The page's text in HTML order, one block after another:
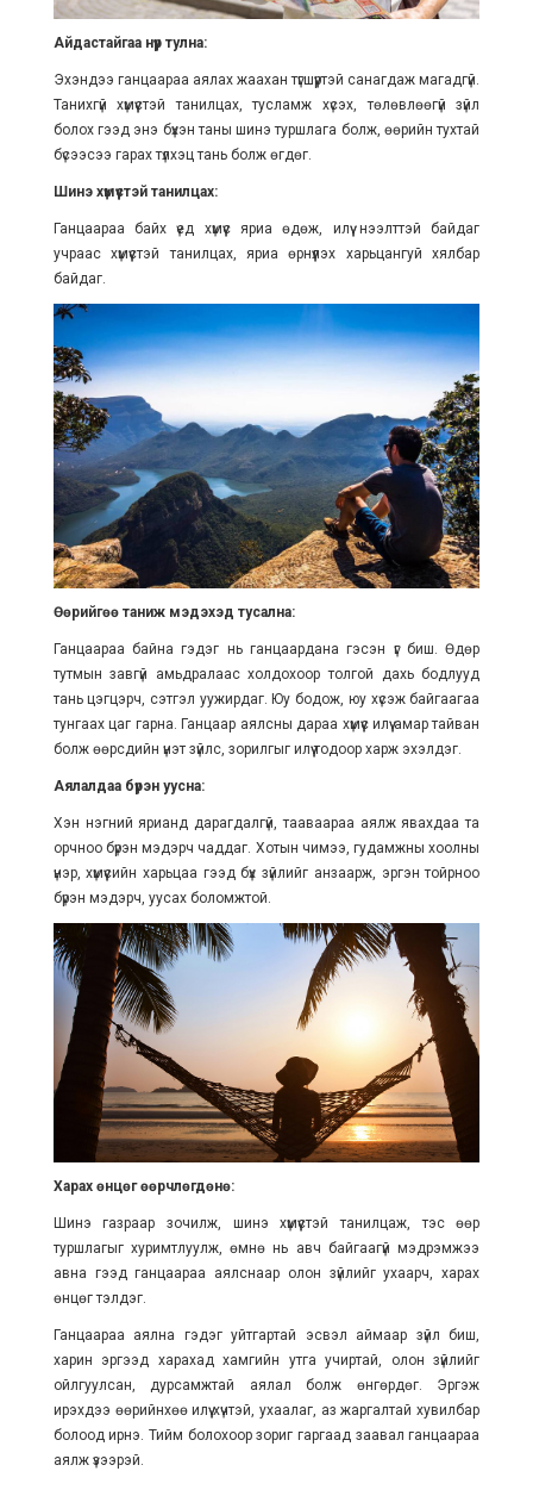
Айдастайгаа нүүр тулна:
Эхэндээ ганцаараа аялах жаахан түгшүүртэй санагдаж магадгүй.
Танихгүй хүмүүстэй танилцах, тусламж хүсэх, төлөвлөөгүй зүйл
болох гээд энэ бүхэн таны шинэ туршлага болж, өөрийн тухтай
бүсээсээ гарах түлхэц тань болж өгдөг.
Шинэ хүмүүстэй танилцах:
Ганцаараа байх үед хүмүүс яриа өдөж, илүү нээлттэй байдаг
учраас хүмүүстэй танилцах, яриа өрнүүлэх харьцангуй хялбар
байдаг.
Өөрийгөө таниж мэдэхэд тусална:
Ганцаараа байна гэдэг нь ганцаардана гэсэн үг биш. Өдөр
тутмын завгүй амьдралаас холдохоор толгой дахь бодлууд
тань цэгцэрч, сэтгэл уужирдаг. Юу бодож, юу хүсэж байгаагаа
тунгаах цаг гарна. Ганцаар аялсны дараа хүмүүс илүү амар тайван
болж өөрсдийн үнэт зүйлс, зорилгыг илүү тодоор харж эхэлдэг.
Аялалдаа бүрэн уусна:
Хэн нэгний ярианд дарагдалгүй, тааваараа аялж явахдаа та
орчноо бүрэн мэдэрч чаддаг. Хотын чимээ, гудамжны хоолны
үнэр, хүмүүсийн харьцаа гээд бүх зүйлийг анзаарж, эргэн тойрноо
бүрэн мэдэрч, уусах боломжтой.
Харах өнцөг өөрчлөгдөнө:
Шинэ газраар зочилж, шинэ хүмүүстэй танилцаж, тэс өөр
туршлагыг хуримтлуулж, өмнө нь авч байгаагүй мэдрэмжээ
авна гээд ганцаараа аялснаар олон зүйлийг ухаарч, харах
өнцөг тэлдэг.
Ганцаараа аялна гэдэг уйтгартай эсвэл аймаар зүйл биш,
харин эргээд харахад хамгийн утга учиртай, олон зүйлийг
ойлгуулсан, дурсамжтай аялал болж өнгөрдөг. Эргэж
ирэхдээ өөрийнхөө илүү хүчтэй, ухаалаг, аз жаргалтай хувилбар
болоод ирнэ. Тийм болохоор зориг гаргаад заавал ганцаараа
аялж үзээрэй.